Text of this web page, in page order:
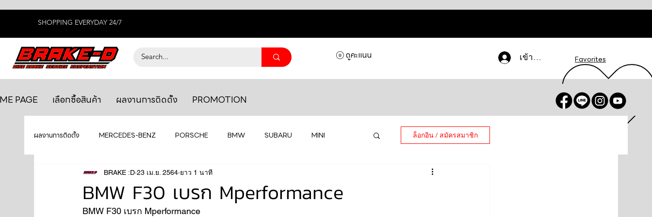
SHOPPING EVERYDAY 24/7
เข้าสู่ระบบ Favorites
ดูคะแนน
PAGE เลือกซื้อสินค้า ผลงานการติดตั้ง PROMOTION
ผลงานการติดตั้ง MERCEDES-BENZ PORSCHE BMW SUBARU MINI
BENTLEY LEXUS ยางรถยนต์ AUDI
MAHLE MAZDA TOYOTA
ล็อกอิน / สมัครสมาชิก
BMW F30 เบรก Mperformance
BRAKE :D 23 เม.ย. 2564 ยาว 1 นาที
BMW F30 เบรก Mperformance